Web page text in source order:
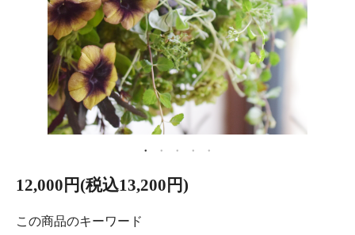
12,000円(税込13,200円)
この商品のキーワード